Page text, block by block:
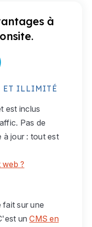
à
ET ILLIMITÉ
est inclus
Pas de
à jour : tout est
?
fait sur une
unCMS en